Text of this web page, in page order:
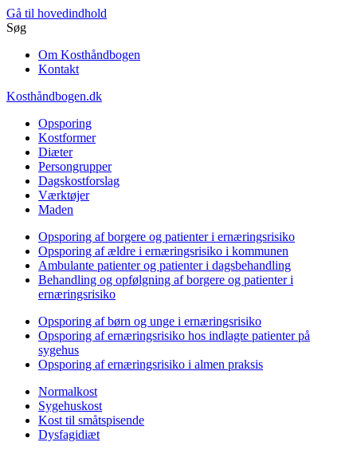
Gå til hovedindhold
Søg
Om Kosthåndbogen
Kontakt
Kosthåndbogen.dk
Opsporing
Kostformer
Diæter
Persongrupper
Dagskostforslag
Værktøjer
Maden
Opsporing af borgere og patienter i ernæringsrisiko
Opsporing af ældre i ernæringsrisiko i kommunen
Ambulante patienter og patienter i dagsbehandling
Behandling og opfølgning af borgere og patienter i
ernæringsrisiko
Opsporing af børn og unge i ernæringsrisiko
Opsporing af ernæringsrisiko hos indlagte patienter på
sygehus
Opsporing af ernæringsrisiko i almen praksis
Normalkost
Sygehuskost
Kost til småtspisende
Dysfagidiæt